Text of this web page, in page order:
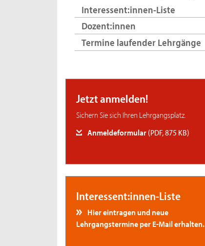
Interessent:innen-Liste
Dozent:innen
Termine laufender Lehrgänge
Jetzt anmelden!
Sichern Sie sich Ihren Lehrgangsplatz.
Anmeldeformular(PDF, 875 KB)
Interessent:innen-Liste
Hier eintragen und neue
Lehrgangstermine per E-Mail erhalten.